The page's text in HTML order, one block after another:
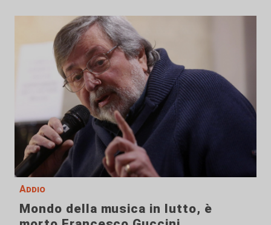
Addio
Mondo della musica in lutto, è